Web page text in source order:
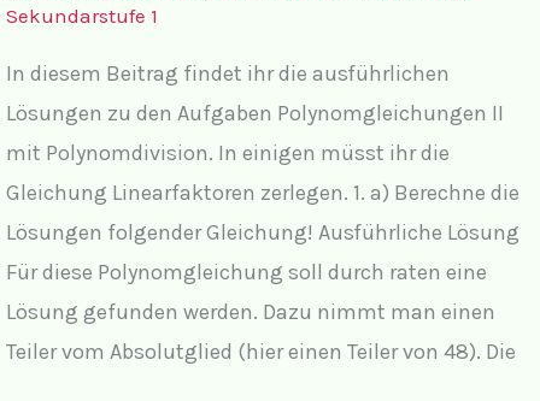
Sekundarstufe 1
In diesem Beitrag findet ihr die ausführlichen
Lösungen zu den Aufgaben Polynomgleichungen II
mit Polynomdivision. In einigen müsst ihr die
Gleichung Linearfaktoren zerlegen. 1. a) Berechne die
Lösungen folgender Gleichung! Ausführliche Lösung
Für diese Polynomgleichung soll durch raten eine
Lösung gefunden werden. Dazu nimmt man einen
Teiler vom Absolutglied (hier einen Teiler von 48). Die